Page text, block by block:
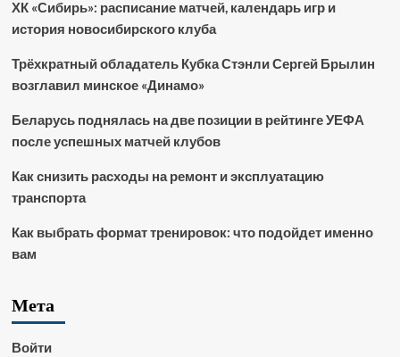
ХК «Сибирь»: расписание матчей, календарь игр и
история новосибирского клуба
Трёхкратный обладатель Кубка Стэнли Сергей Брылин
возглавил минское «Динамо»
Беларусь поднялась на две позиции в рейтинге УЕФА
после успешных матчей клубов
Как снизить расходы на ремонт и эксплуатацию
транспорта
Как выбрать формат тренировок: что подойдет именно
вам
Мета
Войти